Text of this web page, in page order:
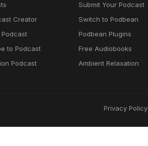
Creator
to Podcast
Podcast
Submit Your Podcast
Switch to Podbean
Podbean Plugins
Free Audiobooks
Ambient Relaxation
Privacy Policy